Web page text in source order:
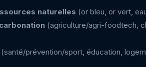
naturelles (or bleu, or vert,
(agriculture/agri-foodtech,
(santé/prévention/sport, éducation,